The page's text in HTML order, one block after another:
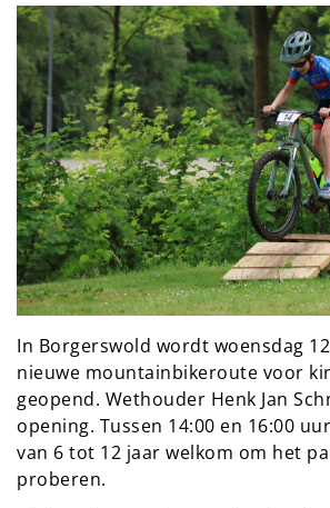
In Borgerswold wordt woensdag
nieuwe mountainbikeroute voor
geopend. Wethouder Henk Jan
opening. Tussen 14:00 en 16:00
van 6 tot 12 jaar welkom om het
proberen.